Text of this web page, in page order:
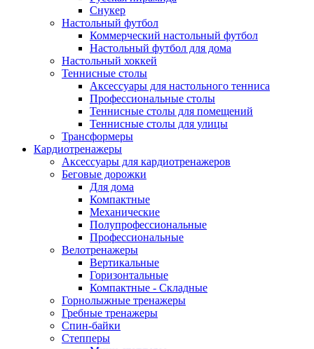
Снукер
Настольный футбол
Коммерческий настольный футбол
Настольный футбол для дома
Настольный хоккей
Теннисные столы
Аксессуары для настольного тенниса
Профессиональные столы
Теннисные столы для помещений
Теннисные столы для улицы
Трансформеры
Кардиотренажеры
Аксессуары для кардиотренажеров
Беговые дорожки
Для дома
Компактные
Механические
Полупрофессиональные
Профессиональные
Велотренажеры
Вертикальные
Горизонтальные
Компактные - Складные
Горнолыжные тренажеры
Гребные тренажеры
Спин-байки
Степперы